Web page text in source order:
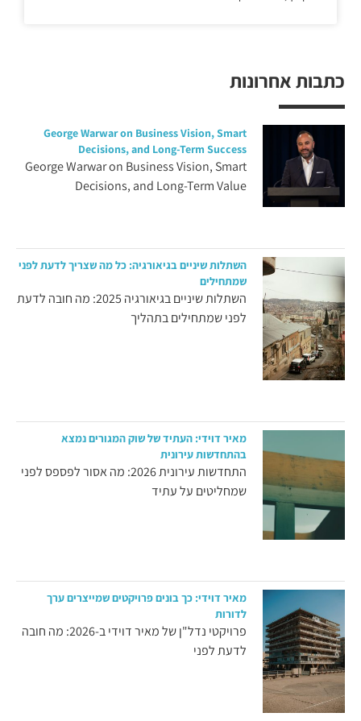
כתבות אחרונות
George Warwar on Business Vision, Smart
Decisions, and Long-Term Success
George Warwar on Business Vision, Smart
Decisions, and Long-Term Value
השתלות שיניים בגיאורגיה: כל מה שצריך לדעת לפני
שמתחילים
השתלות שיניים בגיאורגיה 2025: מה חובה לדעת
לפני שמתחילים בתהליך
מאיר דוידי: העתיד של שוק המגורים נמצא
בהתחדשות עירונית
התחדשות עירונית 2026: מה אסור לפספס לפני
שמחליטים על עתיד
מאיר דוידי: כך בונים פרויקטים שמייצרים ערך
לדורות
פרויקטי נדל"ן של מאיר דוידי ב-2026: מה חובה
לדעת לפני